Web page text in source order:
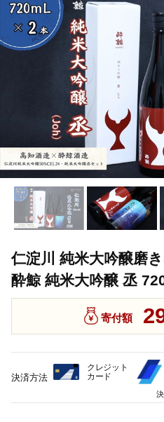
仁淀川 純米大吟醸磨
酔鯨 純米大吟醸 丞
寄付額
決済方法
クレジット
カード